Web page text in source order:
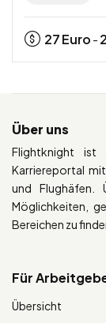
27Euro -
Über uns
Flightknight ist
Karriereportal
und Flughäfen.
Möglichkeiten,
Bereichen zu
Für
Übersicht